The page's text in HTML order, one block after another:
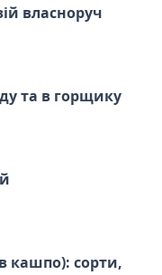
власноруч
та в горщику
кашпо): сорти,